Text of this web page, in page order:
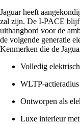
Jaguar heeft
zal zijn. De I-PACE
uithangbord voor de
de volgende generatie
Kenmerken die de
Volledig
WLTP-
Ontworpen als
Luxe interieur